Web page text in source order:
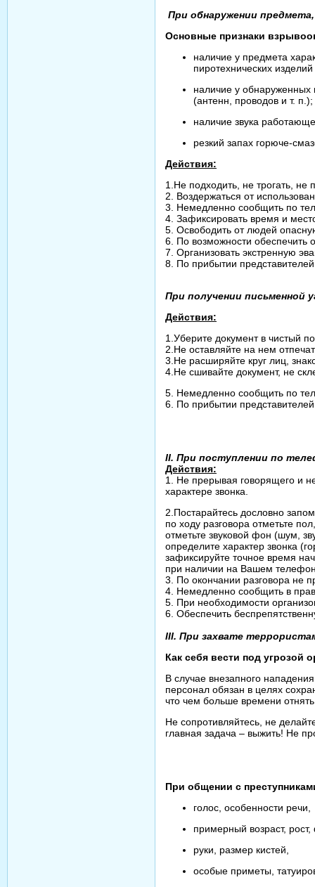
При обнаружении
Основные признаки
наличие у предмета
пиротехнических
наличие у обнаруженных
(антенн, проводов и т. п.);
наличие звука
резкий запах горюче-
Действия:
1.Не подходить, не трогать, не
2. Воздержаться от
3. Немедленно сообщить по
4. Зафиксировать время и
5. Освободить от людей
6. По возможности обеспечить
7. Организовать экстренную
8. По прибытии
При получении письменной
Действия:
1.Уберите документ в чистый
2.Не оставляйте на нем
3.Не расширяйте круг лиц,
4.Не сшивайте документ, не
5. Немедленно сообщить по
6. По прибытии
II. При поступлении по
Действия:
1. Не прерывая говорящего и
характере звонка.
2.Постарайтесь дословно
по ходу разговора отметьте
отметьте звуковой фон (шум,
определите характер звонка
зафиксируйте точное время
при наличии на Вашем
3. По окончании разговора не
4. Немедленно сообщить в
5. При необходимости
6. Обеспечить
III. При захвате
Как себя вести под угрозой
В случае внезапного
персонал обязан в целях
что чем больше времени
Не сопротивляйтесь, не
главная задача – выжить! Не
При общении с
голос, особенности речи,
примерный возраст,
руки, размер кистей,
особые приметы,